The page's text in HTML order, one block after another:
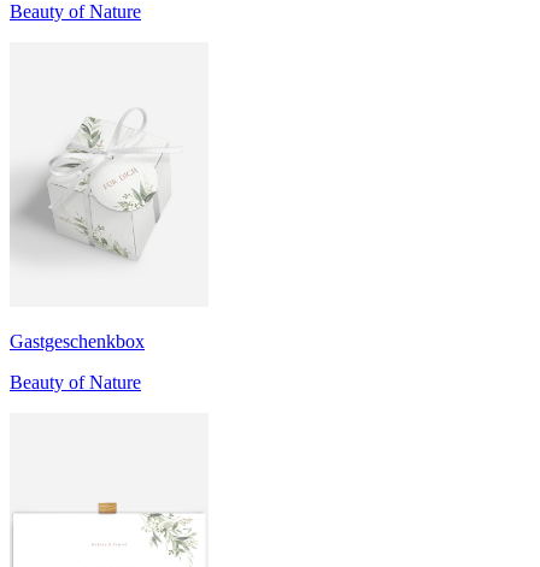
Beauty of Nature
Gastgeschenkbox
Beauty of Nature